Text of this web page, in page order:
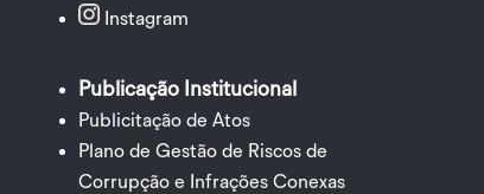
Instagram
Publicação Institucional
Publicitação de Atos
Plano de Gestão de Riscos de
Corrupção e Infrações Conexas